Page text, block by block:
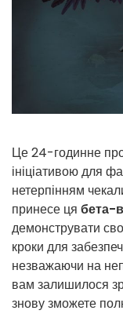
Це 24-годинне
ініціативою для
нетерпінням
принесе ця бета-
демонструвати
кроки для
незважаючи на
вам залишилося
знову зможете